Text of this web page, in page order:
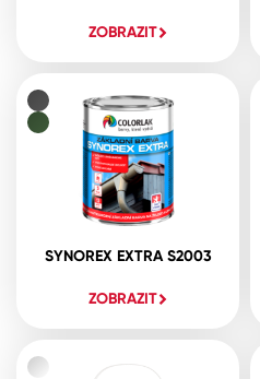
ZOBRAZIT
SYNOREX EXTRA S2003
ZOBRAZIT